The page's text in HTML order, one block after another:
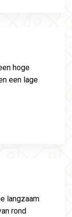
hoge
een lage
langzaam
rond